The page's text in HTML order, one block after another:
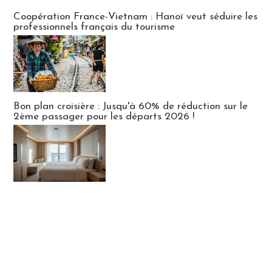
Coopération France-Vietnam : Hanoï veut séduire les
professionnels français du tourisme
Bon plan croisière : Jusqu'à 60% de réduction sur le
2ème passager pour les départs 2026 !